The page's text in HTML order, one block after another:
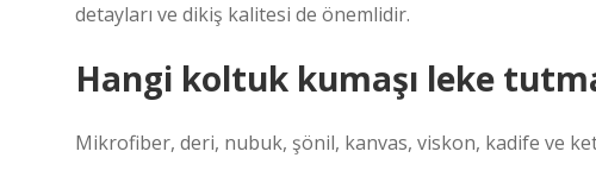
detayları ve dikiş kalitesi de önemlidir.
Hangi koltuk kumaşı leke
Mikrofiber, deri, nubuk, şönil, kanvas, viskon, kadife ve